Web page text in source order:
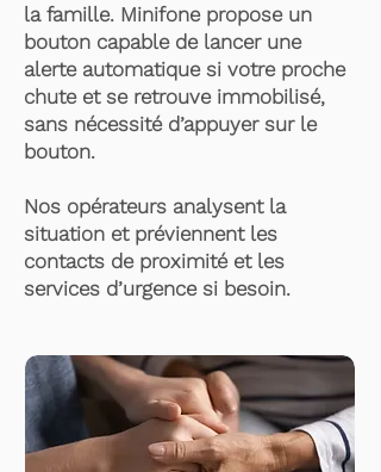
la famille. Minifone propose un
bouton capable de lancer une
alerte automatique si votre proche
chute et se retrouve immobilisé,
sans nécessité d’appuyer sur le
bouton.
Nos opérateurs analysent la
situation et préviennent les
contacts de proximité et les
services d’urgence si besoin.